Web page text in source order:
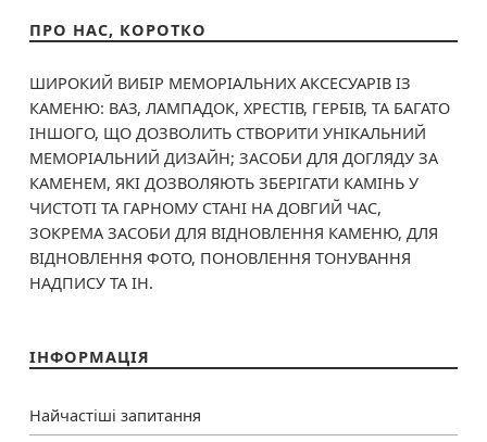
ПРО НАС, КОРОТКО
ШИРОКИЙ ВИБІР МЕМОРІАЛЬНИХ АКСЕСУАРІВ ІЗ
КАМЕНЮ: ВАЗ, ЛАМПАДОК, ХРЕСТІВ, ГЕРБІВ, ТА БАГАТО
ІНШОГО, ЩО ДОЗВОЛИТЬ СТВОРИТИ УНІКАЛЬНИЙ
МЕМОРІАЛЬНИЙ ДИЗАЙН; ЗАСОБИ ДЛЯ ДОГЛЯДУ ЗА
КАМЕНЕМ, ЯКІ ДОЗВОЛЯЮТЬ ЗБЕРІГАТИ КАМІНЬ У
ЧИСТОТІ ТА ГАРНОМУ СТАНІ НА ДОВГИЙ ЧАС,
ЗОКРЕМА ЗАСОБИ ДЛЯ ВІДНОВЛЕННЯ КАМЕНЮ, ДЛЯ
ВІДНОВЛЕННЯ ФОТО, ПОНОВЛЕННЯ ТОНУВАННЯ
НАДПИСУ ТА ІН.
ІНФОРМАЦІЯ
Найчастіші запитання